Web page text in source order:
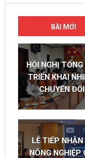
BÀI MỚI
HỘI NGHỊ
TRIỂN KHAI
CHUYỂN
LỄ TIẾP
NÔNG NGHIỆP